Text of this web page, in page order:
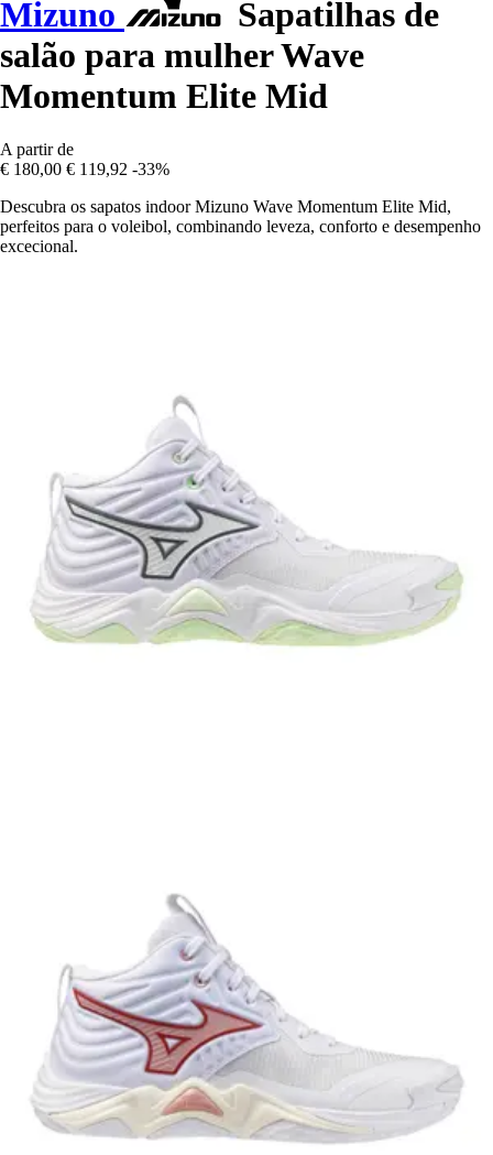
Mizuno
Sapatilhas de
salão para mulher Wave
Momentum Elite Mid
A partir de
€ 180,00 € 119,92 -33%
Descubra os sapatos indoor Mizuno Wave Momentum Elite Mid,
perfeitos para o voleibol, combinando leveza, conforto e desempenho
excecional.